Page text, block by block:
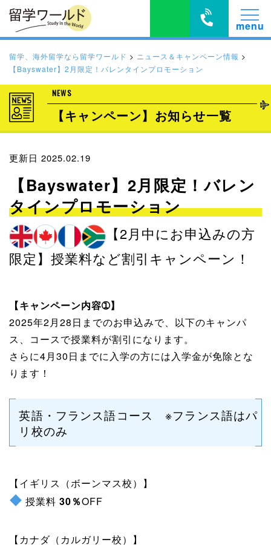
留学、海外留学なら留学ワールド > ニュース＆キャンペーン情報 >
【Bayswater】2月限定！バレンタインプロモーション
NEWS
【キャンペーン】お知らせ一覧
更新日 2025.02.19
【Bayswater】2月限定！バレン
タインプロモーション
【2月中にお申込みの方
限定】授業料など割引キャンペーン！
【キャンペーン内容➀】
2025年2月28日までのお申込みで、以下のキャンパ
ス、コースで授業料が割引になります。
さらに4月30日までに入学の方には入学金が免除とな
ります！
英語・フランス語コース ※フランス語はパ
リ校のみ
【イギリス（ボーンマス校）】
授業料 30％OFF
【カナダ（カルガリー校）】